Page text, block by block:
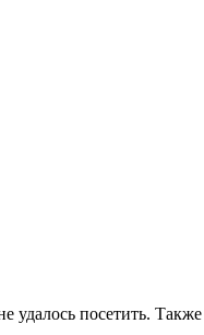
удалось посетить.